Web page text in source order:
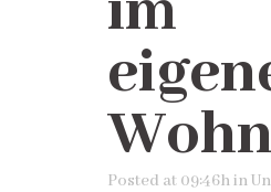
Posted at 09:46hin